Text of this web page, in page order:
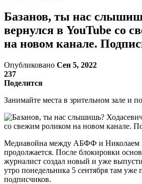
Базанов, ты нас
вернулся в YouTube со
на новом канале.
Опубликовано Сен 5, 2022
237
Поделится
Занимайте места в зрительном зале и
Медиавойна между АБФФ и Николаем
продолжается. После блокировки
журналист создал новый и уже
утро понедельника 5 сентября там уже
подписчиков.